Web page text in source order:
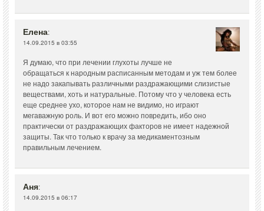
Елена:
14.09.2015 в 03:55
Я думаю, что при лечении глухоты лучше не
обращаться к народным расписанным методам и уж тем более
не надо закапывать различными раздражающими слизистые
веществами, хоть и натуральные. Потому что у человека есть
еще среднее ухо, которое нам не видимо, но играют
мегаважную роль. И вот его можно повредить, ибо оно
практически от раздражающих факторов не имеет надежной
защиты. Так что только к врачу за медикаментозным
правильным лечением.
Аня:
14.09.2015 в 06:17